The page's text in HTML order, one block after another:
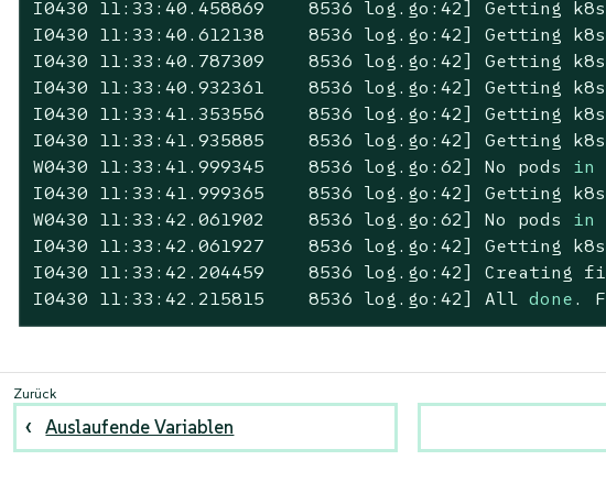
I0430 11:33:40.458869    8536 log.go:42] Getting
I0430 11:33:40.612138    8536 log.go:42] Getting
I0430 11:33:40.787309    8536 log.go:42] Getting
I0430 11:33:40.932361    8536 log.go:42] Getting
I0430 11:33:41.353556    8536 log.go:42] Getting
I0430 11:33:41.935885    8536 log.go:42] Getting
W0430 11:33:41.999345    8536 log.go:62] No pods in
I0430 11:33:41.999365    8536 log.go:42] Getting
W0430 11:33:42.061902    8536 log.go:62] No pods in
I0430 11:33:42.061927    8536 log.go:42] Getting
I0430 11:33:42.204459    8536 log.go:42]
I0430 11:33:42.215815    8536 log.go:42] All done .
Auslaufende Variablen